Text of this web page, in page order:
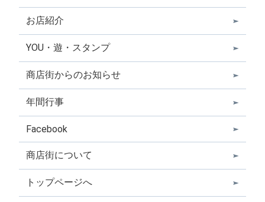
お店紹介
YOU・遊・スタンプ
商店街からのお知らせ
年間行事
Facebook
商店街について
トップページへ